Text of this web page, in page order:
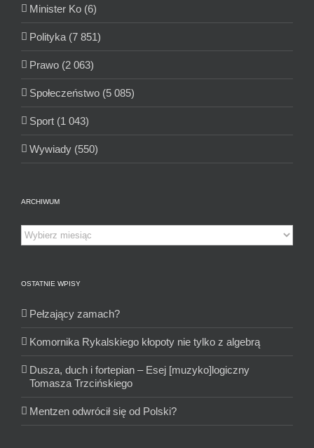
Minister Ko (6)
Polityka (7 851)
Prawo (2 063)
Społeczeństwo (5 085)
Sport (1 043)
Wywiady (550)
ARCHIWUM
Archiwum
OSTATNIE WPISY
Pełzający zamach?
Komornika Rykalskiego kłopoty nie tylko z algebrą
Dusza, duch i fortepian – Esej [muzyko]logiczny
Tomasza Trzcińskiego
Mentzen odwrócił się od Polski?